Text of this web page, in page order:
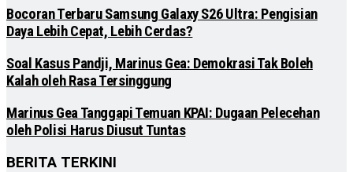
Bocoran Terbaru Samsung Galaxy S26 Ultra: Pengisian
Daya Lebih Cepat, Lebih Cerdas?
Soal Kasus Pandji, Marinus Gea: Demokrasi Tak Boleh
Kalah oleh Rasa Tersinggung
Marinus Gea Tanggapi Temuan KPAI: Dugaan Pelecehan
oleh Polisi Harus Diusut Tuntas
BERITA TERKINI